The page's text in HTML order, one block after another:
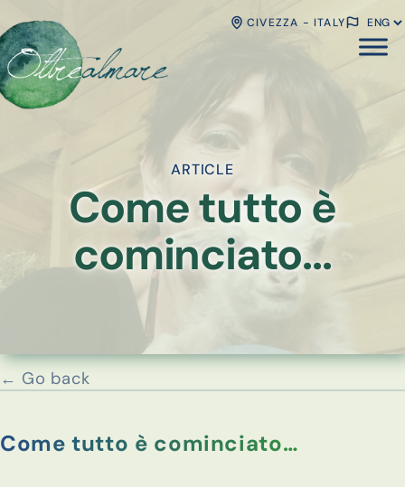
CIVEZZA - ITALY
ARTICLE
Come tutto è
cominciato...
← Go back
Come tutto è cominciato…